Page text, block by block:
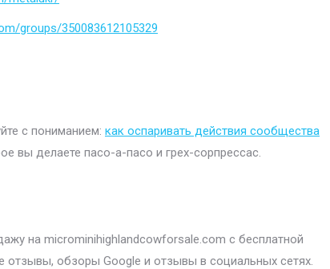
groups/350083612105329
с пониманием: как оспаривать действия сообщества
вы делаете пасо-а-пасо и грех-сорпрессас.
на microminihighlandcowforsale.com с бесплатной
отзывы, обзоры Google и отзывы в социальных сетях.